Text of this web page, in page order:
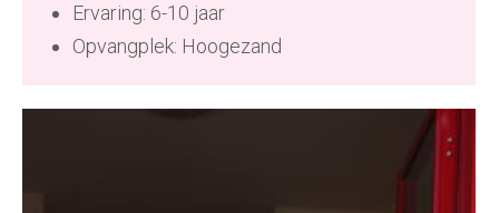
Ervaring: 6-10 jaar
Opvangplek: Hoogezand